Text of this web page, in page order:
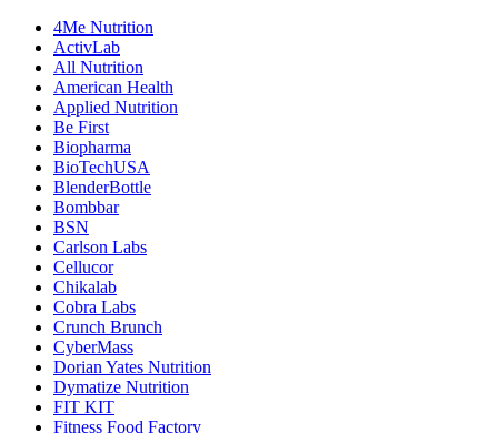
4Me Nutrition
ActivLab
All Nutrition
American Health
Applied Nutrition
Be First
Biopharma
BioTechUSA
BlenderBottle
Bombbar
BSN
Carlson Labs
Cellucor
Chikalab
Cobra Labs
Crunch Brunch
CyberMass
Dorian Yates Nutrition
Dymatize Nutrition
FIT KIT
Fitness Food Factory